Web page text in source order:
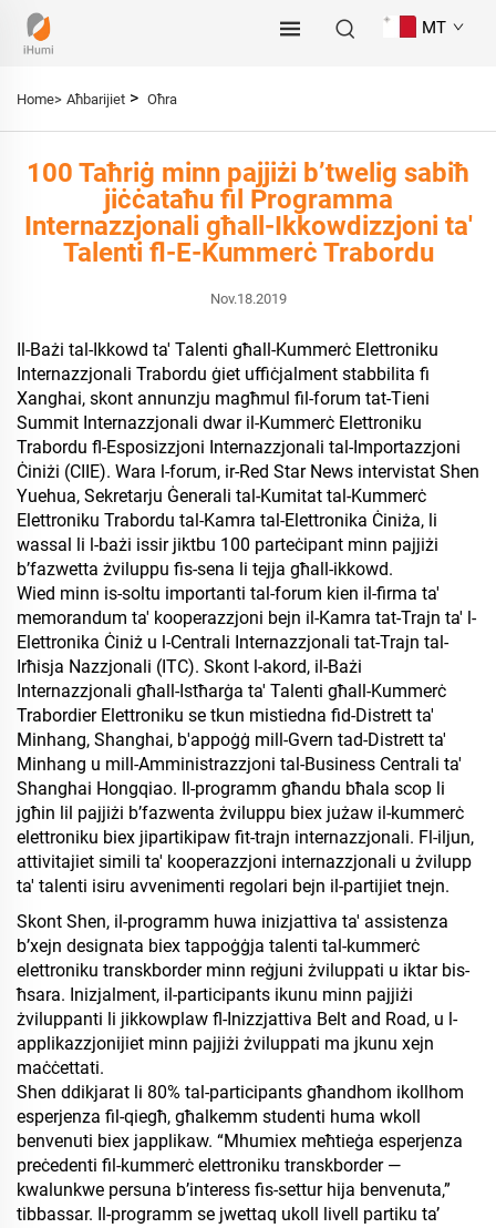
MT
Home> Aħbarijiet > Oħra
100 Taħriġ minn pajjiżi b’twelig sabiħ
jiċċataħu fil Programma
Internazzjonali għall-Ikkowdizzjoni ta'
Talenti fl-E-Kummerċ Trabordu
Nov.18.2019
Il-Bażi tal-Ikkowd ta' Talenti għall-Kummerċ Elettroniku
Internazzjonali Trabordu ġiet uffiċjalment stabbilita fi
Xanghai, skont annunzju magħmul fil-forum tat-Tieni
Summit Internazzjonali dwar il-Kummerċ Elettroniku
Trabordu fl-Esposizzjoni Internazzjonali tal-Importazzjoni
Ċiniżi (CIIE). Wara l-forum, ir-Red Star News intervistat Shen
Yuehua, Sekretarju Ġenerali tal-Kumitat tal-Kummerċ
Elettroniku Trabordu tal-Kamra tal-Elettronika Ċiniża, li
wassal li l-bażi issir jiktbu 100 parteċipant minn pajjiżi
b’fazwetta żviluppu fis-sena li tejja għall-ikkowd.
Wied minn is-soltu importanti tal-forum kien il-firma ta'
memorandum ta' kooperazzjoni bejn il-Kamra tat-Trajn ta' l-
Elettronika Ċiniż u l-Centrali Internazzjonali tat-Trajn tal-
Irħisja Nazzjonali (ITC). Skont l-akord, il-Bażi
Internazzjonali għall-Istħarġa ta' Talenti għall-Kummerċ
Trabordier Elettroniku se tkun mistiedna fid-Distrett ta'
Minhang, Shanghai, b'appoġġ mill-Gvern tad-Distrett ta'
Minhang u mill-Amministrazzjoni tal-Business Centrali ta'
Shanghai Hongqiao. Il-programm għandu bħala scop li
jgħin lil pajjiżi b’fazwenta żviluppu biex jużaw il-kummerċ
elettroniku biex jipartikipaw fit-trajn internazzjonali. Fl-iljun,
attivitajiet simili ta' kooperazzjoni internazzjonali u żvilupp
ta' talenti isiru avvenimenti regolari bejn il-partijiet tnejn.
Skont Shen, il-programm huwa inizjattiva ta' assistenza
b’xejn designata biex tappoġġja talenti tal-kummerċ
elettroniku transkborder minn reġjuni żviluppati u iktar bis-
ħsara. Inizjalment, il-participants ikunu minn pajjiżi
żviluppanti li jikkowplaw fl-Inizzjattiva Belt and Road, u l-
applikazzjonijiet minn pajjiżi żviluppati ma jkunu xejn
maċċettati.
Shen ddikjarat li 80% tal-participants għandhom ikollhom
esperjenza fil-qiegħ, għalkemm studenti huma wkoll
benvenuti biex japplikaw. “Mhumiex meħtieġa esperjenza
preċedenti fil-kummerċ elettroniku transkborder —
kwalunkwe persuna b’interess fis-settur hija benvenuta,”
tibbassar. Il-programm se jwettaq ukoll livell partiku ta’